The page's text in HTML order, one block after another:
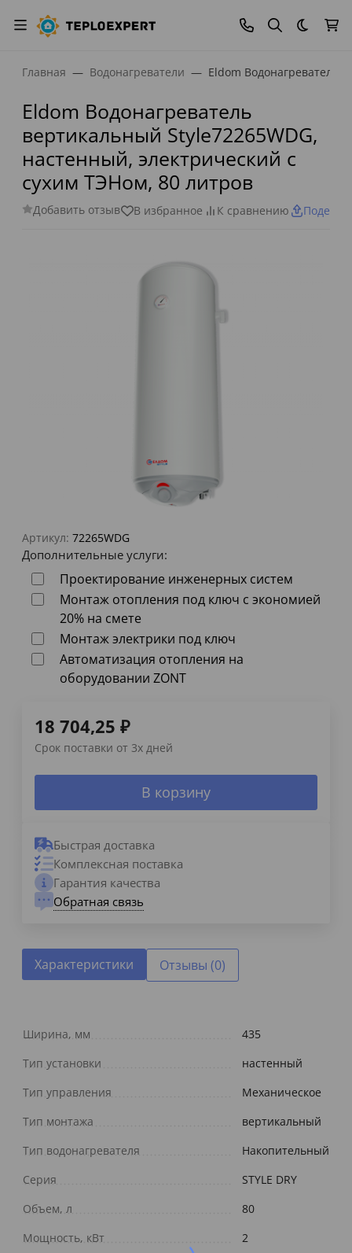
Темная
Главная Водонагреватели Eldom Водонагреватель
Eldom Водонагреватель
вертикальный Style72265WDG,
настенный, электрический с
сухим ТЭНом, 80 литров
Добавить отзыв В избранное К сравнению
Артикул: 72265WDG
Дополнительные услуги:
Проектирование инженерных систем
Монтаж отопления под ключ с экономией
20% на смете
Монтаж электрики под ключ
Автоматизация отопления на
оборудовании ZONT
18 704,25 ₽
Срок поставки от 3х дней
В корзину
Быстрая доставка
Комплексная поставка
Гарантия качества
Обратная связь
Характеристики Отзывы (0)
Ширина, мм
435
Тип установки
настенный
Тип управления
Механическое
Тип монтажа
вертикальный
Тип водонагревателя
Накопительный
Серия
STYLE DRY
Объем, л
80
Мощность, кВт
2